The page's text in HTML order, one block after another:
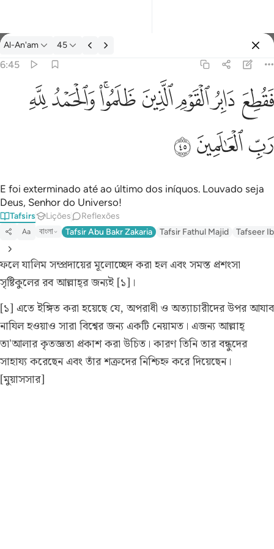
Tafsir: Al-An'am 6:45
Al-An'am 45
6:45
فقطع دابر القوم الذين ظلموا والحمد لله رب العالمين ٤٥
ٱلْقَوْمِ ٱلَّذِينَ ظَلَمُوا۟ ۚ وَٱلْحَمْدُ لِلَّهِ رَبِّ ٱلْعَـٰلَمِينَ ٤٥ﱁ ﱂﱃﱄﱅﱆﱇﱈ
ﱉﱊﱋ
E foi exterminado até ao último dos iníquos. Louvado seja
Deus, Senhor do Universo!
Tafsirs Lições Reflexões
Aa বাংলা Tafsir Abu Bakr Zakaria Tafsir Fathul Majid Tafseer
ফলে যালিম সম্প্রদায়ের মূলোচ্ছেদ করা হল এবং সমস্ত প্রশংসা
সৃষ্টিকুলের রব আল্লাহ্‌র জন্যই [১]।
[১] এতে ইঙ্গিত করা হয়েছে যে, অপরাধী ও অত্যাচারীদের উপর আযাব
নাযিল হওয়াও সারা বিশ্বের জন্য একটি নেয়ামত। এজন্য আল্লাহ্
তা'আলার কৃতজ্ঞতা প্রকাশ করা উচিত। কারণ তিনি তার বন্ধুদের
সাহায্য করেছেন এবং তাঁর শক্রদের নিশ্চিহ্ন করে দিয়েছেন।
[মুয়াসসার]